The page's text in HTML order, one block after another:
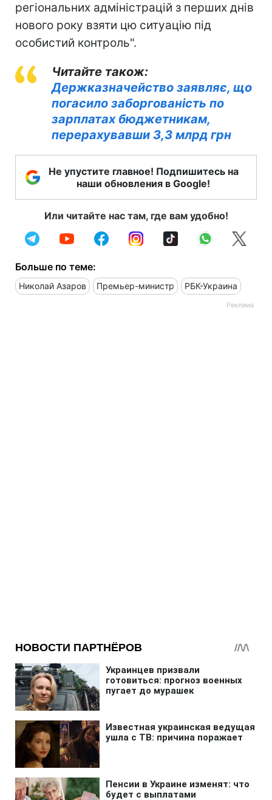
регіональних адміністрацій з перших днів
нового року взяти цю ситуацію під
особистий контроль".
Читайте також:
Держказначейство заявляє, що
погасило заборгованість по
зарплатах бюджетникам,
перерахувавши 3,3 млрд грн
Не упустите главное! Подпишитесь на
наши обновления в Google!
Или читайте нас там, где вам удобно!
Больше по теме:
Николай Азаров Премьер-министр РБК-Украина